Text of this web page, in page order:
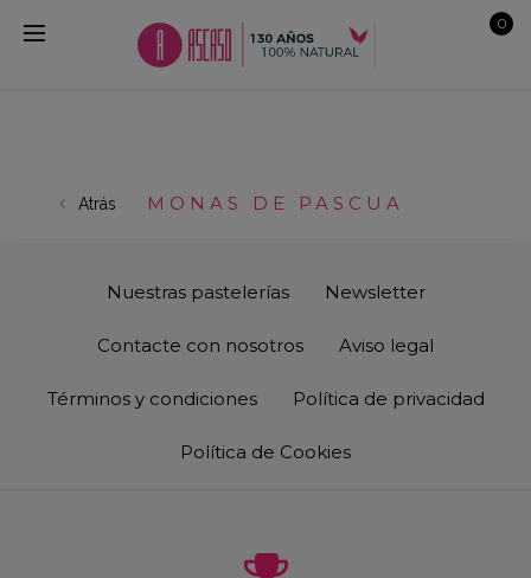
0
Atrás MONAS DE PASCUA
Nuestras pastelerías Newsletter
Contacte con nosotros Aviso legal
Términos y condiciones Política de privacidad
Política de Cookies